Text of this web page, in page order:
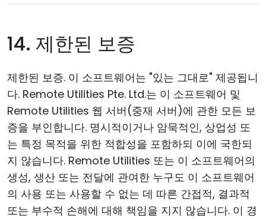
14. 제한된 보증
제한된 보증. 이 소프트웨어는 "있는 그대로" 제공됩니
다. Remote Utilities Pte. Ltd.는 이 소프트웨어 및
Remote Utilities 웹 서버(중재 서버)에 관한 모든 보
증을 부인합니다. 명시적이거나 암묵적인, 상업성 또
는 특정 목적을 위한 적합성을 포함하되 이에 국한되
지 않습니다. Remote Utilities 또는 이 소프트웨어의
생성, 생산 또는 전달에 관여한 누구도 이 소프트웨어
의 사용 또는 사용할 수 없는 데 따른 간접적, 결과적
또는 부수적 손해에 대해 책임을 지지 않습니다. 이 경